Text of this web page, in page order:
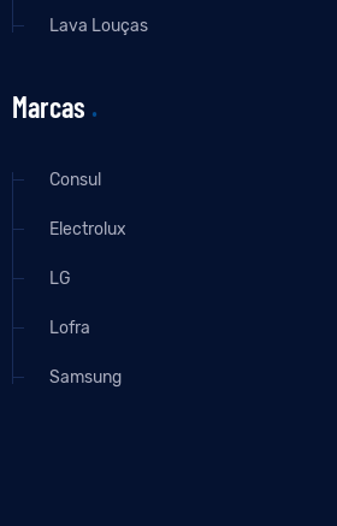
Lava Louças
Marcas .
Consul
Electrolux
LG
Lofra
Samsung